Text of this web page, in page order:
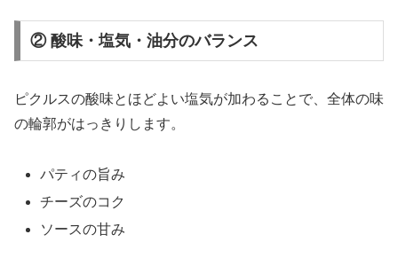
② 酸味・塩気・油分のバランス
ピクルスの酸味とほどよい塩気が加わることで、全体の味
の輪郭がはっきりします。
パティの旨み
チーズのコク
ソースの甘み